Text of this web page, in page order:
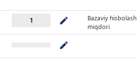
1 mode_edit
Bazaviy hisbolash
miqdori
mode_edit